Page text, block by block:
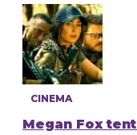
CINEMA
Megan Fox